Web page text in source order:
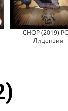
CHOP (2019)
Лицензия